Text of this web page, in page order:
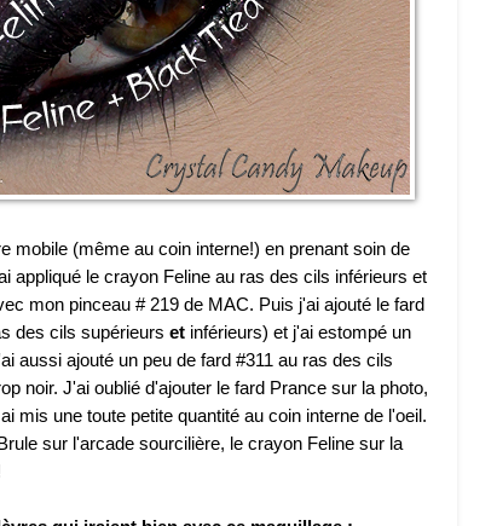
mobile (même au coin interne!) en prenant soin de
appliqué le crayon Feline au ras des cils inférieurs et
mon pinceau # 219 de MAC. Puis j'ai ajouté le fard
des cils supérieurs et inférieurs) et j'ai estompé un
aussi ajouté un peu de fard #311 au ras des cils
noir. J'ai oublié d'ajouter le fard Prance sur la photo,
mis une toute petite quantité au coin interne de l'oeil.
sur l'arcade sourcilière, le crayon Feline sur la